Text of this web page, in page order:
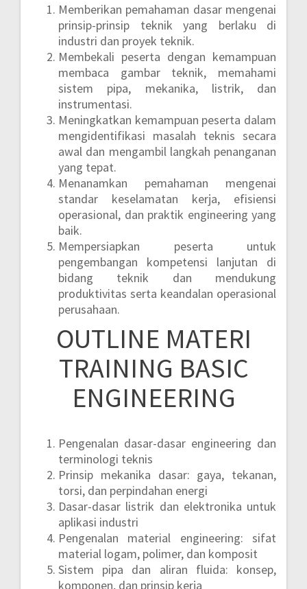
Memberikan pemahaman dasar mengenai
prinsip-prinsip teknik yang berlaku di
industri dan proyek teknik.
Membekali peserta dengan kemampuan
membaca gambar teknik, memahami
sistem pipa, mekanika, listrik, dan
instrumentasi.
Meningkatkan kemampuan peserta dalam
mengidentifikasi masalah teknis secara
awal dan mengambil langkah penanganan
yang tepat.
Menanamkan pemahaman mengenai
standar keselamatan kerja, efisiensi
operasional, dan praktik engineering yang
baik.
Mempersiapkan peserta untuk
pengembangan kompetensi lanjutan di
bidang teknik dan mendukung
produktivitas serta keandalan operasional
perusahaan.
OUTLINE MATERI
TRAINING BASIC
ENGINEERING
Pengenalan dasar-dasar engineering dan
terminologi teknis
Prinsip mekanika dasar: gaya, tekanan,
torsi, dan perpindahan energi
Dasar-dasar listrik dan elektronika untuk
aplikasi industri
Pengenalan material engineering: sifat
material logam, polimer, dan komposit
Sistem pipa dan aliran fluida: konsep,
komponen, dan prinsip kerja